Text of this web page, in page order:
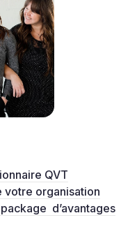
QVT
votre organisation
d’avantages